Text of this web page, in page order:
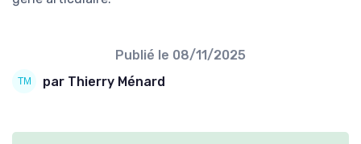
Publié le 08/11/2025
par Thierry Ménard